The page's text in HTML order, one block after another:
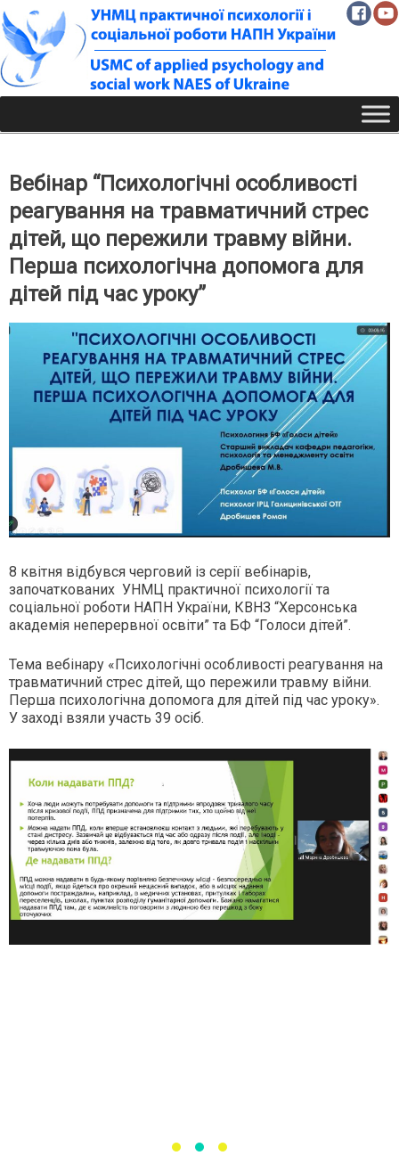
Skip
to
content
Вебінар “Психологічні особливості
реагування на травматичний стрес
дітей, що пережили травму війни.
Перша психологічна допомога для
дітей під час уроку”
8 квітня відбувся черговий із серії вебінарів,
започаткованих УНМЦ практичної психології та
соціальної роботи НАПН України, КВНЗ “Херсонська
академія неперервної освіти” та БФ “Голоси дітей”.
Тема вебінару «Психологічні особливості реагування на
травматичний стрес дітей, що пережили травму війни.
Перша психологічна допомога для дітей під час уроку».
У заході взяли участь 39 осіб.